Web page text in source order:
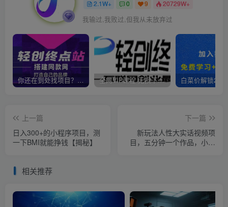
2.1W+ 0 9 20729W+
我输过,我败过,但我从未放弃过
你还在到处找项目？还在当韭菜？我靠卖项目一个月收入5万+，曾经我也是个失败者。 全网VIP课程 无损下载~
上一篇
日入300+的小程序项目，测
一下BMI就能挣钱【揭秘】
下一篇
新玩法人性大实话视频项
目，五分钟一个作品，小白
相关推荐